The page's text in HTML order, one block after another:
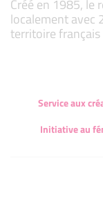
Créé en 1985, le
localement avec
territoire
Service aux
Initiative au